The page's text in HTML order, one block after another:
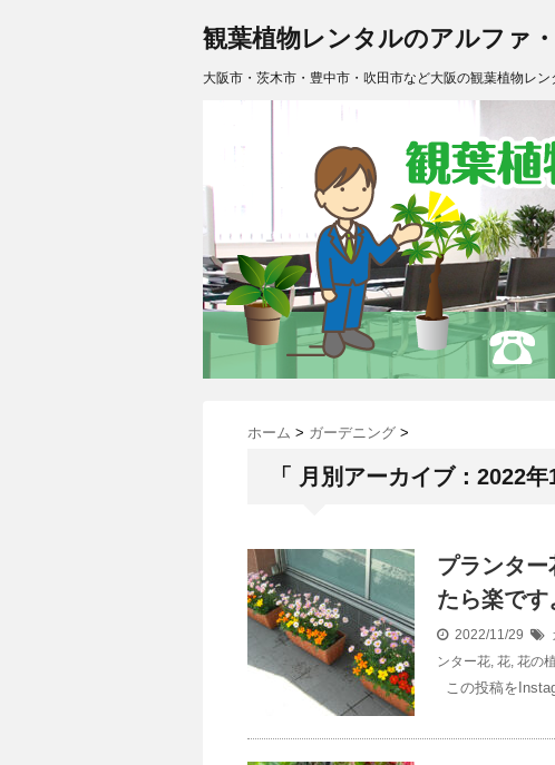
観葉植物レンタルのアルファ
大阪市・茨木市・豊中市・吹田市など大阪の観葉植物レン
ホーム > ガーデニング >
「 月別アーカイブ：2022
プランター
たら楽です
2022/11/29
ンター花, 花, 花の
この投稿を